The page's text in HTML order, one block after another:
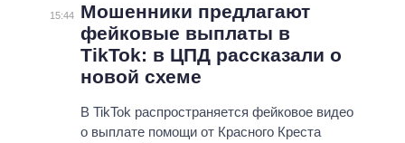
15:44
Мошенники предлагают
фейковые выплаты в
TikTok: в ЦПД рассказали о
новой схеме
В TikTok распространяется фейковое видео
о выплате помощи от Красного Креста